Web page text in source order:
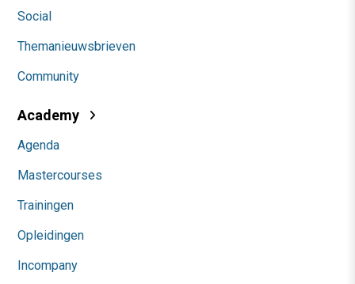
Social
Themanieuwsbrieven
Community
Academy
Agenda
Mastercourses
Trainingen
Opleidingen
Incompany